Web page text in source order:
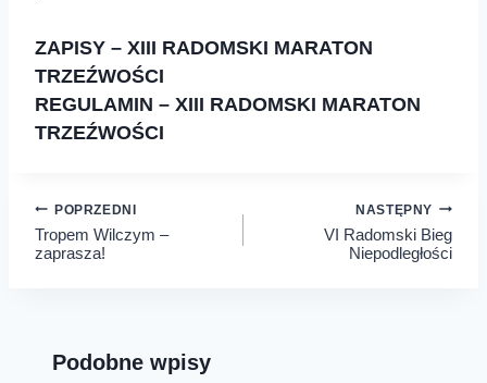
ZAPISY – XIII RADOMSKI MARATON
TRZEŹWOŚCI
REGULAMIN – XIII RADOMSKI MARATON
TRZEŹWOŚCI
Nawigacja
wpisu
POPRZEDNI
Tropem Wilczym –
zaprasza!
NASTĘPNY
VI Radomski Bieg
Niepodległości
Podobne wpisy